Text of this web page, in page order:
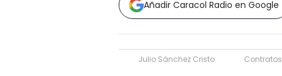
Añadir Caracol Radio en Google
Julio Sánchez Cristo Contratos